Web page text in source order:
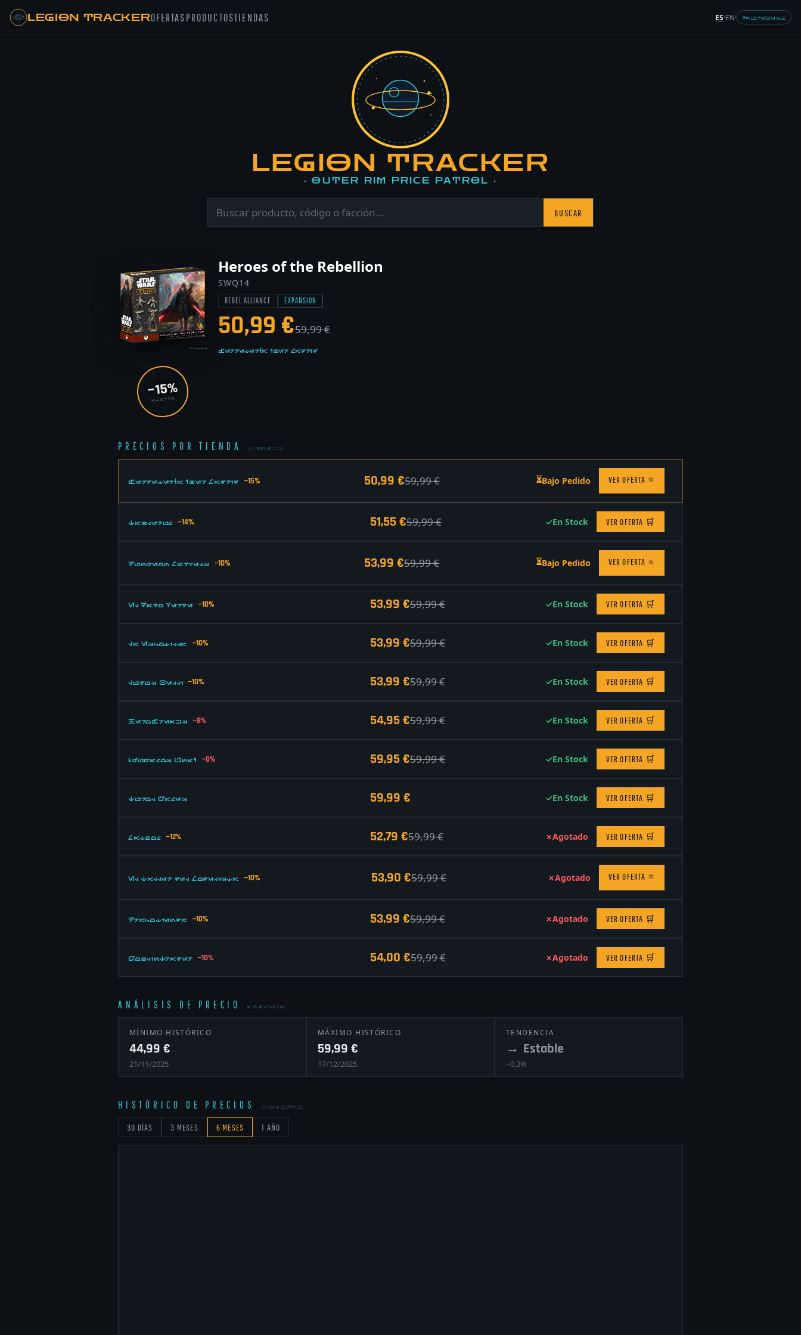
LEGION TRACKEROFERTASPRODUCTOSTIENDAS ES·EN· AUREBESH
LEGION TRACKER
· OUTER RIM PRICE PATROL ·
BUSCAR
Heroes of the Rebellion
SWQ14
REBEL ALLIANCE EXPANSION
50,99 €59,99 €
Ferretería Iber Madrid
−15%
AHORRO
PRECIOS POR TIENDA TIENDAS
Ferretería Iber Madrid −15% 50,99 €59,99 € ⏳Bajo Pedido VER OFERTA ⭐
Tablerum −14% 51,55 €59,99 € ✓En Stock VER OFERTA 🛒
Dungeon Marvels −10% 53,99 €59,99 € ⏳Bajo Pedido VER OFERTA ⭐
El Dado Verde −10% 53,99 €59,99 € ✓En Stock VER OFERTA 🛒
La Escotilla −10% 53,99 €59,99 € ✓En Stock VER OFERTA 🛒
Ludus Belli −10% 53,99 €59,99 € ✓En Stock VER OFERTA 🛒
HeroFreaks −8% 54,95 €59,99 € ✓En Stock VER OFERTA 🛒
¿Jugamos Una? −0% 59,95 €59,99 € ✓En Stock VER OFERTA 🛒
Turol Games 59,99 € ✓En Stock VER OFERTA 🛒
Mathom −12% 52,79 €59,99 € ✗Agotado VER OFERTA 🛒
El Taller del Modelista −10% 53,90 €59,99 € ✗Agotado VER OFERTA ⭐
Dracotienda −10% 53,99 €59,99 € ✗Agotado VER OFERTA 🛒
GoblinTrader −10% 54,00 €59,99 € ✗Agotado VER OFERTA 🛒
ANÁLISIS DE PRECIO ANALISIS
MÍNIMO HISTÓRICO
44,99 €
21/11/2025
MÁXIMO HISTÓRICO
59,99 €
17/12/2025
TENDENCIA
→ Estable
+0,3%
HISTÓRICO DE PRECIOS HISTORICO
30 DÍAS 3 MESES 6 MESES 1 AÑO